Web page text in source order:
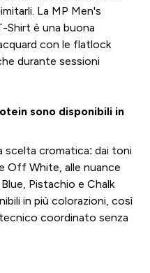
La MP Men's
Shirt è una buona
con le flatlock
durante sessioni
sono disponibili in
scelta cromatica: dai toni
Off White, alle nuance
Pistachio e Chalk
in più colorazioni, così
coordinato senza